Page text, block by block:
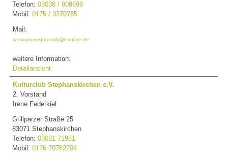
Telefon:08038 / 908698
Mobil:0175 / 3370785
Mail:
w-mayer-vogtareuth@t-online.de
weitere Information:
Detailansicht
Kulturclub Stephanskirchen e.V.
2. Vorstand
Irene Federkiel
Grillparzer Straße 25
83071 Stephanskirchen
Telefon:08031 71981
Mobil:0176 70782704